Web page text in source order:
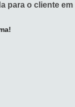
para o cliente em